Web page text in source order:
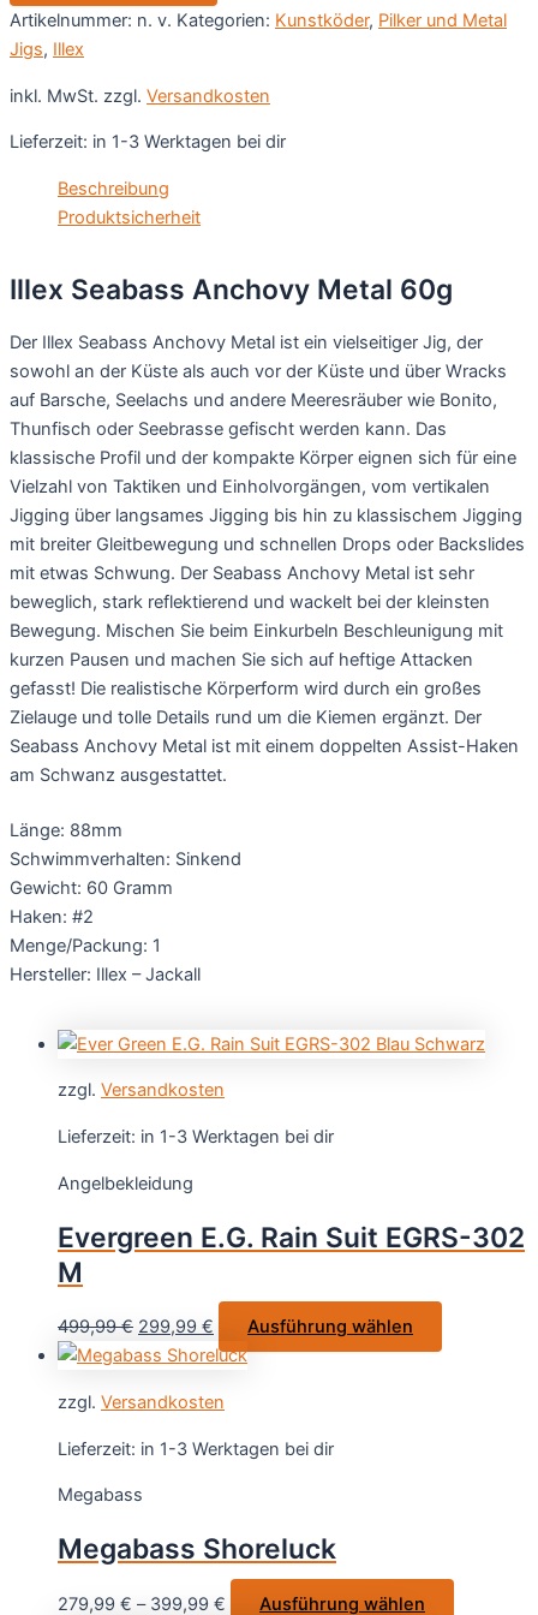
Menge
Artikelnummer: n. v. Kategorien: Kunstköder, Pilker und Metal
Jigs, Illex
inkl. MwSt. zzgl. Versandkosten
Lieferzeit: in 1-3 Werktagen bei dir
Beschreibung
Produktsicherheit
Illex Seabass Anchovy Metal 60g
Der Illex Seabass Anchovy Metal ist ein vielseitiger Jig, der
sowohl an der Küste als auch vor der Küste und über Wracks
auf Barsche, Seelachs und andere Meeresräuber wie Bonito,
Thunfisch oder Seebrasse gefischt werden kann. Das
klassische Profil und der kompakte Körper eignen sich für eine
Vielzahl von Taktiken und Einholvorgängen, vom vertikalen
Jigging über langsames Jigging bis hin zu klassischem Jigging
mit breiter Gleitbewegung und schnellen Drops oder Backslides
mit etwas Schwung. Der Seabass Anchovy Metal ist sehr
beweglich, stark reflektierend und wackelt bei der kleinsten
Bewegung. Mischen Sie beim Einkurbeln Beschleunigung mit
kurzen Pausen und machen Sie sich auf heftige Attacken
gefasst! Die realistische Körperform wird durch ein großes
Zielauge und tolle Details rund um die Kiemen ergänzt. Der
Seabass Anchovy Metal ist mit einem doppelten Assist-Haken
am Schwanz ausgestattet.
Länge: 88mm
Schwimmverhalten: Sinkend
Gewicht: 60 Gramm
Haken: #2
Menge/Packung: 1
Hersteller: Illex – Jackall
zzgl. Versandkosten
Lieferzeit: in 1-3 Werktagen bei dir
Angelbekleidung
Evergreen E.G. Rain Suit EGRS-302
M
499,99€ Ursprünglicher
Preis
499,99 €
299,99 € Aktueller
Preis
299,99 €.
Ausführung wählen
Produkt
auf
zzgl. Versandkosten
Lieferzeit: in 1-3 Werktagen bei dir
Megabass
Megabass Shoreluck
279,99 € – 399,99 € Ausführung wählen